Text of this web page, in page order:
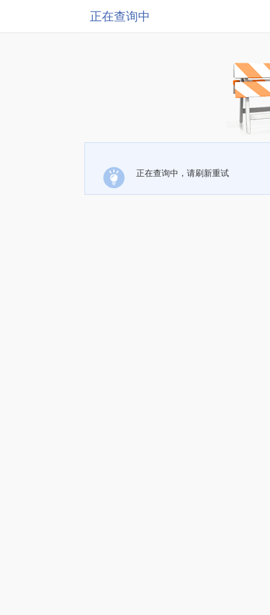
正在查询中
正在查询中，请刷新重试